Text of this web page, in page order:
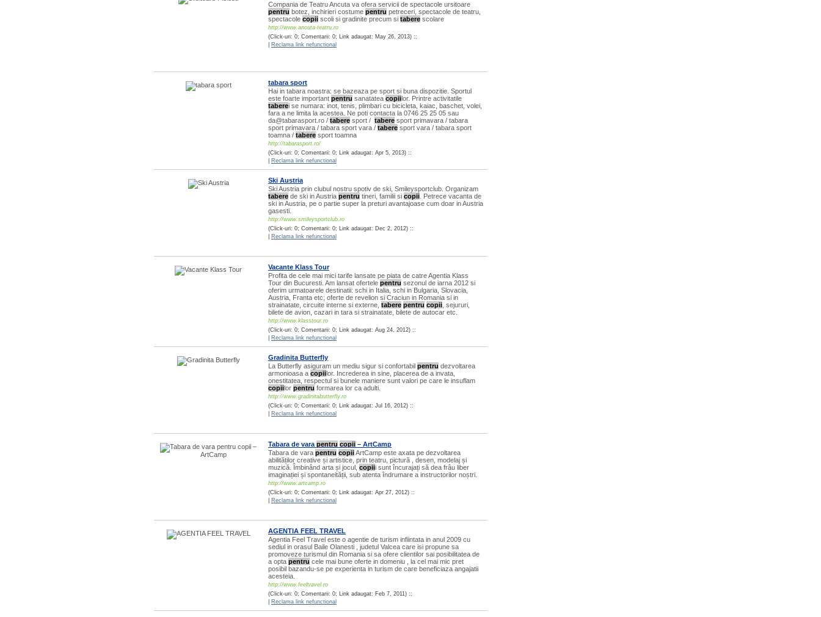
Compania de Teatru Ancuta va ofera servicii de spectacole ursitoare
pentru botez, inchirieri costume pentru petreceri, spectacole de teatru,
spectacole copii scoli si gradinite precum si tabere scolare
http://www.ancuta-teatru.ro
(Click-uri: 0; Comentarii: 0; Link adaugat: May 26, 2013) ::
Reclama link nefunctional
tabara sport
Hai in tabara noastra: se bazeaza pe sport si buna dispozitie. Sportul
este foarte important pentru sanatatea copiilor. Printre activitatile
taberei se numara: inot, tenis, plimbari cu bicicleta, kaiac, baschet, volei,
fara a ne limita la acestea. Ne poti contacta la 0746 25 25 05 sau
da@tabarasport.ro / tabere sport / tabere sport primavara / tabara
sport primavara / tabara sport vara / tabere sport vara / tabara sport
toamna / tabere sport toamna
http://tabarasport.ro/
(Click-uri: 0; Comentarii: 0; Link adaugat: Apr 5, 2013) ::
Reclama link nefunctional
Ski Austria
Ski Austria prin clubul nostru spotiv de ski, Smileysportclub. Organizam
tabere de ski in Austria pentru tineri, familii si copii . Petrece vacanta de
ski in Austria, pe o partie super la preturi avantajoase cum doar in Austria
gasesti.
http://www.smileysportclub.ro
(Click-uri: 0; Comentarii: 0; Link adaugat: Dec 2, 2012) ::
Reclama link nefunctional
Vacante Klass Tour
Profita de cele mai mici tarife lansate pe piata de catre Agentia Klass
Tour din Bucuresti. Am lansat ofertele pentru sezonul de iarna 2012 si
oferim urmatoarele destinatii: schi in Italia, schi in Bulgaria, Slovacia,
Austria, Franta etc; oferte de revelion si Craciun in Romania si in
strainatate, circuite interne si externe, tabere pentru copii , sejururi,
bilete de avion, cazari in tara si strainatate, bilete de autocar etc.
http://www.klasstour.ro
(Click-uri: 0; Comentarii: 0; Link adaugat: Aug 24, 2012) ::
Reclama link nefunctional
Gradinita Butterfly
La Butterfly asiguram un mediu sigur si confortabil pentru dezvoltarea
armonioasa a copiilor. Increderea in sine, placerea de a invata,
onestitatea, respectul si bunele maniere sunt valori pe care le insuflam
copiilor pentru formarea lor ca adulti.
http://www.gradinitabutterfly.ro
(Click-uri: 0; Comentarii: 0; Link adaugat: Jul 16, 2012) ::
Reclama link nefunctional
Tabara de vara pentru copii – ArtCamp
Tabara de vara pentru copiiArtCamp este axata pe dezvoltarea
abilităților creative și artistice, prin teatru, pictură , desen, modelaj și
muzică. Îmbinând arta și jocul, copiii sunt încurajați să dea frâu liber
imaginației și spontaneității, sub atenta îndrumare a instructorilor noștri.
http://www.artcamp.ro
(Click-uri: 0; Comentarii: 0; Link adaugat: Apr 27, 2012) ::
Reclama link nefunctional
AGENTIA FEEL TRAVEL
Agentia Feel Travel este o agentie de turism infiintata in anul 2009 cu
sediul in orasul Baile Olanesti , judetul Valcea care isi propune sa
promoveze turismul din Romania si sa ofere clientilor sai posibilitatea de
a opta pentru cele mai bune oferte in domeniu , la cel mai mic pret
posibil bazandu-se pe experienta in turism de care beneficiaza angajatii
acesteia.
http://www.feeltravel.ro
(Click-uri: 0; Comentarii: 0; Link adaugat: Feb 7, 2011) ::
Reclama link nefunctional